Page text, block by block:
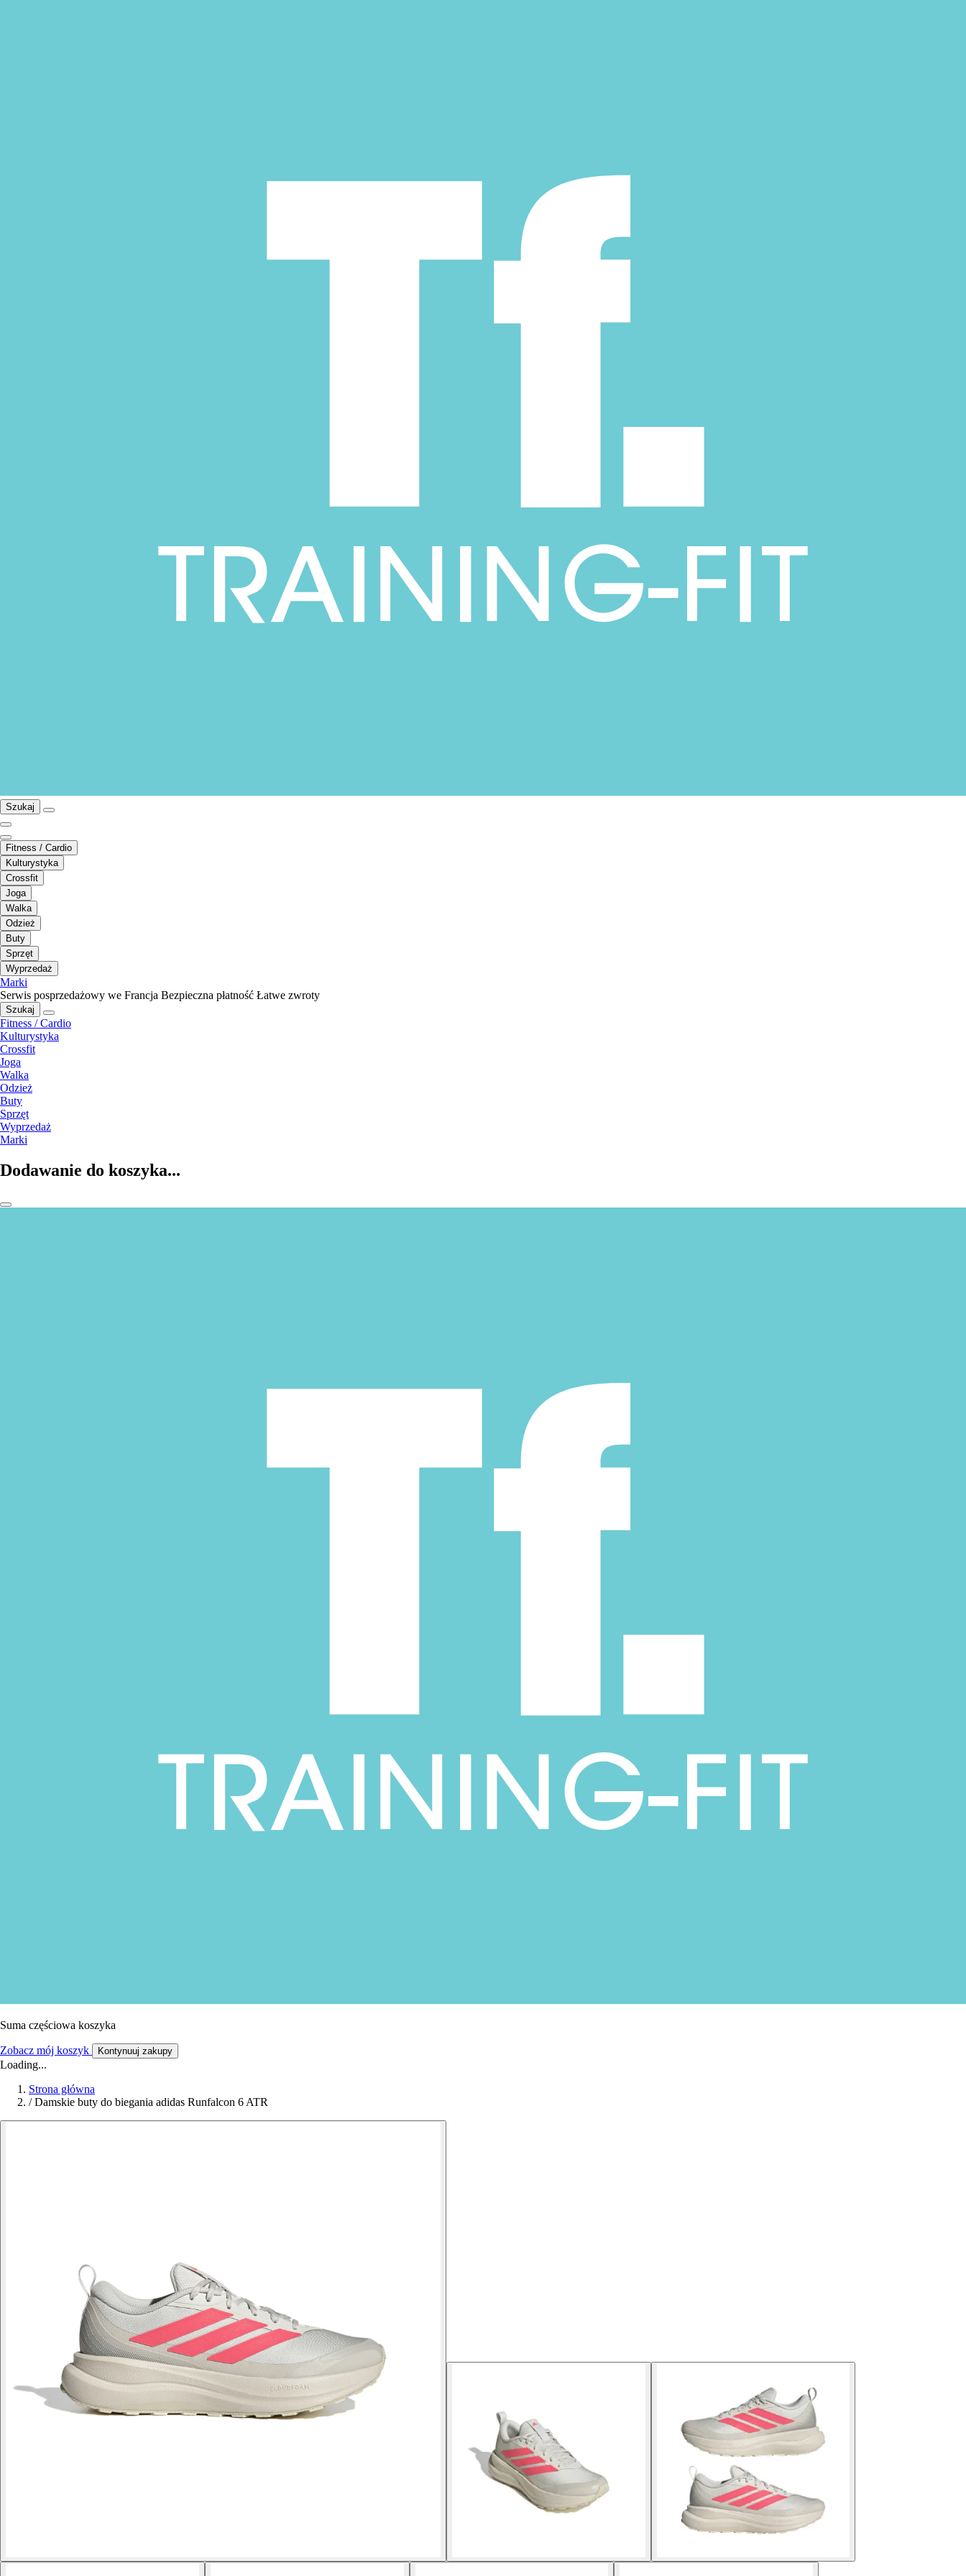
Szukaj
Fitness / Cardio
Kulturystyka
Crossfit
Joga
Walka
Odzież
Buty
Sprzęt
Wyprzedaż
Marki
Serwis posprzedażowy we Francja Bezpieczna płatność Łatwe zwroty
Szukaj
Fitness / Cardio
Kulturystyka
Crossfit
Joga
Walka
Odzież
Buty
Sprzęt
Wyprzedaż
Marki
Dodawanie do koszyka...
Suma częściowa koszyka
Zobacz mój koszyk Kontynuuj zakupy
Loading...
Strona główna
/ Damskie buty do biegania adidas Runfalcon 6 ATR